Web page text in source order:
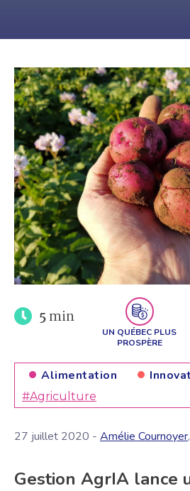
5min
UN QUÉBEC PLUS
PROSPÈRE
Alimentation
#Agriculture
27 juillet 2020 - Amélie Cournoyer
Gestion AgrIA lance